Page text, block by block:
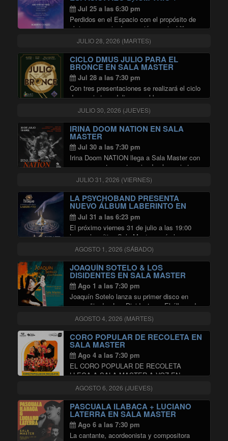
ROBERTO COLLÍO EN SALA
MASTER
Jul 25 a las 6:30 pm
Perdidos en el Espacio con el propósito de
abrir un espacio de creación musical libre,
sin condicionamientos comerciales ni
dictados del mercado, ha invitado a Osvaldo
Sotomayor a coproducir una serie de
conciertos bajo una …Continuar leyendo
JULIO 28, 2026 (MARTES)
CICLO DMUS JULIO PARA EL
BRONCE EN SALA MASTER
Jul 28 a las 7:30 pm
Con tres presentaciones se realizará el ciclo
de conciertos «Julio para el bronce», que
tendrá lugar entre el 14 y 28 de ese mes en
la Sala Master de la Radio Universidad de
Chile. En …Continuar leyendo"CICLO DMUS
JULIO 30, 2026 (JUEVES)
IRINA DOOM NATION EN SALA
MASTER
Jul 30 a las 7:30 pm
Irina Doom NATION llega a Sala Master con
una propuesta que trasciende el concierto
tradicional: ocho músicos en escena dando
vida a un encuentro vibrante entre la esencia
del rap y la potencia de una …
Continuar leyendo"IRINA DOOM NATION EN SALA
JULIO 31, 2026 (VIERNES)
LA PSYCHOBAND PRESENTA
NUEVO ÁLBUM LABERINTO EN
SALA MASTER
Jul 31 a las 6:23 pm
El próximo viernes 31 de julio a las 19:00
horas, la mítica Sala Master será el
escenario de un hito fundamental para el
rock nacional. La Psychoband rompe el
silencio discográfico y presenta en sociedad
…Continuar leyendo"LA PSYCHOBAND
AGOSTO 1, 2026 (SÁBADO)
JOAQUÍN SOTELO & LOS
DISIDENTES EN SALA MASTER
Ago 1 a las 7:30 pm
Joaquín Sotelo lanza su primer disco en
compañia de «Los Disidentes». El álbum de
título «Océano Infinito», abraza los sonidos
eclécticos que rememoran el jazz rock, hard
rock y las rítmicas propias del folklore
latinoamericano …Continuar leyendo"JOAQUÍN
AGOSTO 4, 2026 (MARTES)
CORO POPULAR DE RECOLETA EN
SALA MASTER
Ago 4 a las 7:30 pm
EL CORO POPULAR DE RECOLETA
LLEGA A SALA MASTER A VOZ EN
CUELLO. Será a través de un único
concierto, en el que dará cuenta de un
repertorio de conocidas canciones populares,
con la intención …Continuar leyendo"CORO
AGOSTO 6, 2026 (JUEVES)
PASCUALA ILABACA + LUCIANO
LATERRA EN SALA MASTER
Ago 6 a las 7:30 pm
La cantante, acordeonista y compositora